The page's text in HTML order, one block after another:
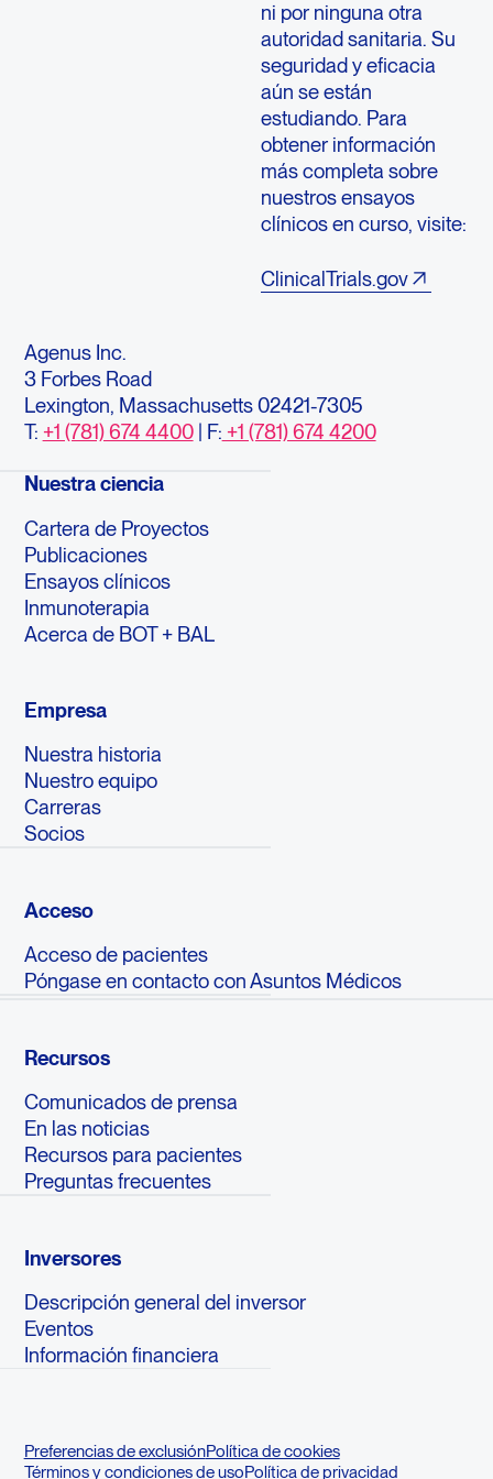
ni por ninguna otra
autoridad sanitaria. Su
seguridad y eficacia
aún se están
estudiando. Para
obtener información
más completa sobre
nuestros ensayos
clínicos en curso, visite:
ClinicalTrials.gov
Agenus Inc.
3 Forbes Road
Lexington, Massachusetts 02421-7305
T: +1 (781) 674 4400| F: +1 (781) 674 4200
Nuestra ciencia
Cartera de Proyectos
Publicaciones
Ensayos clínicos
Inmunoterapia
Acerca de BOT + BAL
Empresa
Nuestra historia
Nuestro equipo
Carreras
Socios
Acceso
Acceso de pacientes
Póngase en contacto con Asuntos Médicos
Recursos
Comunicados de prensa
En las noticias
Recursos para pacientes
Preguntas frecuentes
Inversores
Descripción general del inversor
Eventos
Información financiera
Preferencias de exclusiónPolítica de cookies
Términos y condiciones de usoPolítica de privacidad